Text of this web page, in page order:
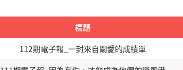
標題
112期電子報_一封來自關愛的成績單